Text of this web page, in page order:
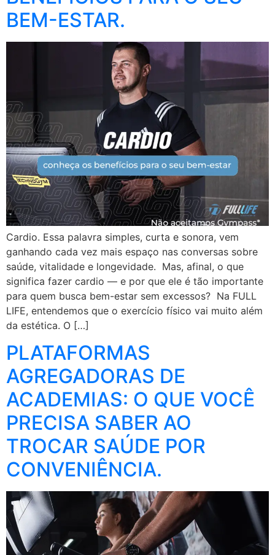
BEM-ESTAR.
Cardio. Essa palavra simples, curta e sonora, vem
ganhando cada vez mais espaço nas conversas sobre
saúde, vitalidade e longevidade. Mas, afinal, o que
significa fazer cardio — e por que ele é tão importante
para quem busca bem-estar sem excessos? Na FULL
LIFE, entendemos que o exercício físico vai muito além
da estética. O […]
PLATAFORMAS
AGREGADORAS DE
ACADEMIAS: O QUE VOCÊ
PRECISA SABER AO
TROCAR SAÚDE POR
CONVENIÊNCIA.